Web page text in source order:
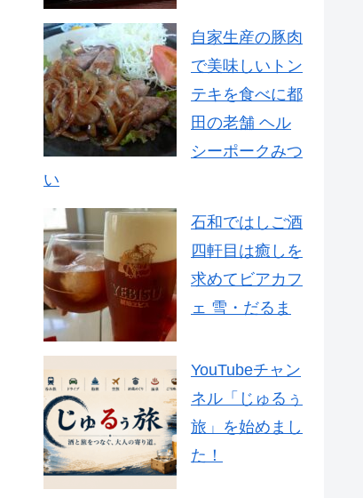
自家生産の豚肉
で美味しいトン
テキを食べに都
田の老舗 ヘル
シーポークみつ
い
石和ではしご酒
四軒目は癒しを
求めてビアカフ
ェ 雪・だるま
YouTubeチャン
ネル「じゅるぅ
旅」を始めまし
た！